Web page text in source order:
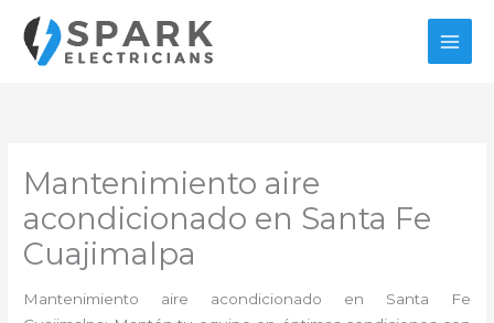
contenido
Mantenimiento aire
acondicionado en Santa Fe
Cuajimalpa
Mantenimiento aire acondicionado en Santa Fe